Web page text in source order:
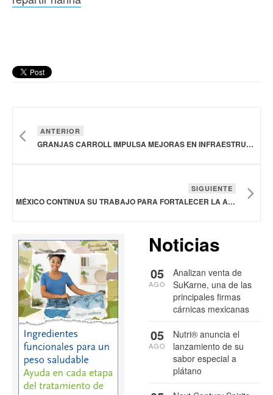
ANTERIOR
GRANJAS CARROLL IMPULSA MEJORAS EN INFRAESTRUCTURA EDUCATIVA DE LAS ZONAS DONDE DESARROLLA SU ACTIVIDAD
SIGUIENTE
MÉXICO CONTINUA SU TRABAJO PARA FORTALECER LA AUTOSUFICIENCIA Y SOBERANÍA ALIMENTARIA
Noticias
Analizan venta de
SuKarne, una de las
principales firmas
cárnicas mexicanas
05
AGO
Nutri® anuncia el
lanzamiento de su
sabor especial a
plátano
05
AGO